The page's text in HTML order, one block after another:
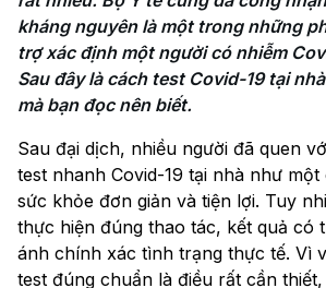
kháng nguyên là một trong những
trợ xác định một người có nhiễm
Sau đây là cách test Covid-19 tại
mà bạn đọc nên biết.
Sau đại dịch, nhiều người đã quen
test nhanh Covid-19 tại nhà như
sức khỏe đơn giản và tiện lợi. Tuy
thực hiện đúng thao tác, kết quả có
ánh chính xác tình trạng thực tế. Vì
test đúng chuẩn là điều rất cần